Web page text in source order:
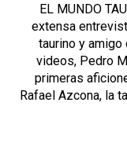
EL MUNDO
extensa
taurino y amigo
videos, Pedro
primeras
Rafael Azcona, la